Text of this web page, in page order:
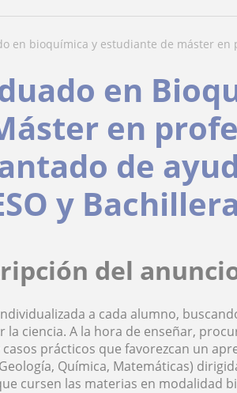
en bioquímica y estudiante de máster en
en
en
de
y
del
a cada alumno,
la ciencia. A la hora de enseñar,
prácticos que favorezcan un
Química, Matemáticas)
cursen las materias en modalidad